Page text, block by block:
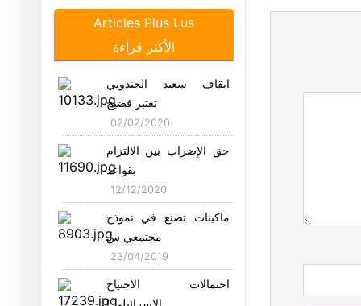
Les entreprises
communautaires
26/06/2026
de l’hom
29/05/2026
duplicité mani
16/05/2026
pour une T
19/04/2026
europée
Articles Plus Lus
الأكثر قراءة
ايقاف سعيد الجندوبي
تعتبر فضيح
02/02/2020
حق الإضراب بين الالتزام
بقواعد
12/12/2020
ماكينات تصنع في نموذج
مجتمعي س
23/04/2019
احتمالات الاجتياح